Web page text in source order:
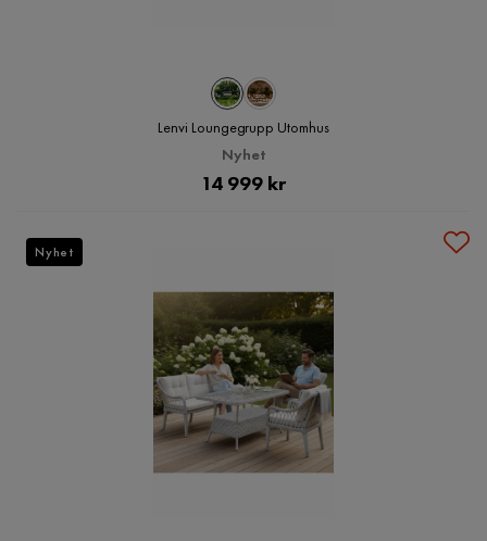
Lenvi Loungegrupp Utomhus
Nyhet
Pris
14 999 kr
Nyhet